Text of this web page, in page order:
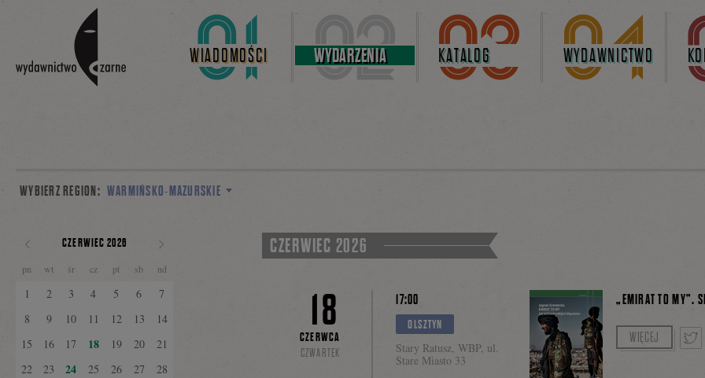
WIADOMOŚCI WYDARZENIA KATALOG WYDAWNICTWO
WYBIERZ REGION: WARMIŃSKO-MAZURSKIE
POPRZEDNI
NASTĘPNY
CZERWIEC 2026
pn wt śr cz pt sb nd
1 2 3 4 5 6
7
8
9 10 11 12 13
14
15
16 17 18 19 20
21
22
23 24 25 26 27
28
CZERWIEC 2026
18
CZERWCA
CZWARTEK
17:00
OLSZTYN
Stary Ratusz, WBP, ul.
Stare Miasto 33
„EMIRAT TO MY”.
Rozmowę
WIĘCEJ